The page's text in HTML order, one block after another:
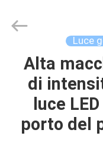
CASA
PRODOTTI
CIRCA
Syochi
Electronics
Reserved.
Luce
Alta
di
luce
porto del